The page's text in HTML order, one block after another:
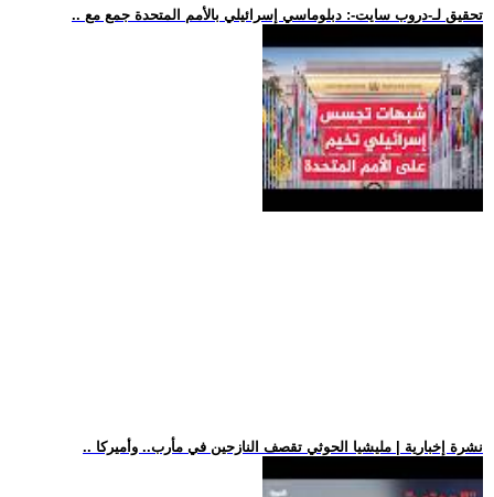
.. تحقيق لـ-دروب سايت-: دبلوماسي إسرائيلي بالأمم المتحدة جمع مع
.. نشرة إخبارية | مليشيا الحوثي تقصف النازحين في مأرب.. وأميركا